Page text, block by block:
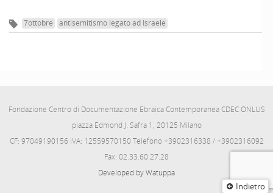
Indietro
7ottobre antisemitismo legato ad Israele
Fondazione Centro di Documentazione Ebraica Contemporanea CDEC ONLUS
piazza Edmond J. Safra 1, 20125 Milano
CF: 97049190156 IVA: 12559570150 Telefono +3902316338 / +3902316092
Fax: 02.33.60.27.28
Developed by Watuppa